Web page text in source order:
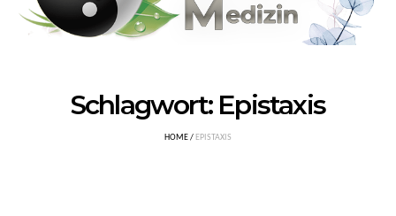
Schlagwort: Epistaxis
HOME/ EPISTAXIS